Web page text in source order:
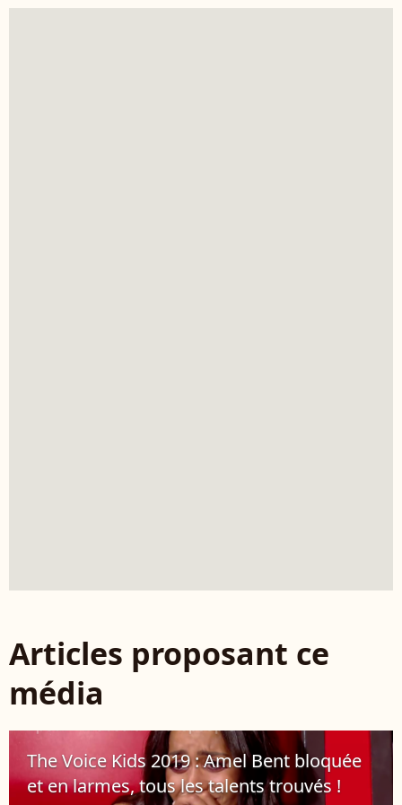
Articles proposant ce
média
The Voice Kids 2019 : Amel Bent bloquée
et en larmes, tous les talents trouvés !